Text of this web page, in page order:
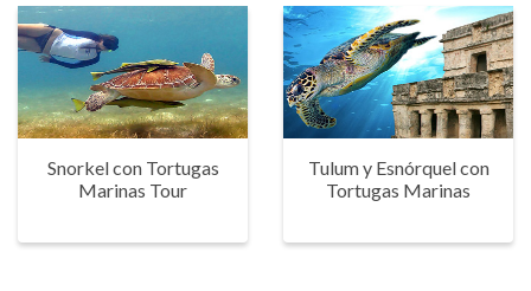
Snorkel con Tortugas
Marinas Tour
Tulum y Esnórquel con
Tortugas Marinas